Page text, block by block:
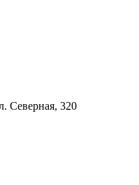
Северная, 320